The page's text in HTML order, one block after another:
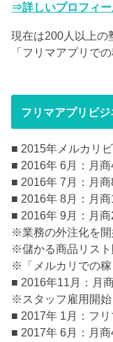
⇒詳しいプロフィー
現在は200人以上の
「フリマアプリで
フリマアプリビ
■ 2015年メルカリ
■ 2016年 6月：月
■ 2016年 7月：月
■ 2016年 8月：月
■ 2016年 9月：月商
※業務の外注化を
※儲かる商品リスト
※「メルカリでの
■ 2016年11月：月
※スタッフ雇用開始
■ 2017年 1月：フ
■ 2017年 6月：月